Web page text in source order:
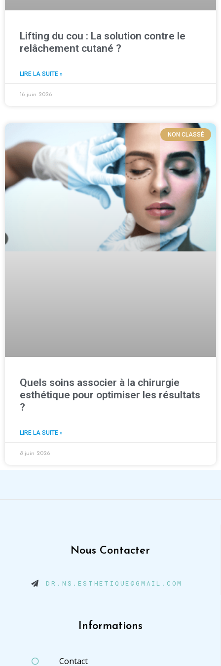
Lifting du cou : La solution contre le
relâchement cutané ?
LIRE LA SUITE »
16 juin 2026
NON CLASSÉ
Quels soins associer à la chirurgie
esthétique pour optimiser les résultats
?
LIRE LA SUITE »
8 juin 2026
Nous Contacter
DR.NS.ESTHETIQUE@GMAIL.COM
Informations
Contact